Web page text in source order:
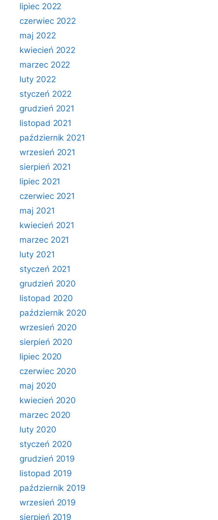
lipiec 2022
czerwiec 2022
maj 2022
kwiecień 2022
marzec 2022
luty 2022
styczeń 2022
grudzień 2021
listopad 2021
październik 2021
wrzesień 2021
sierpień 2021
lipiec 2021
czerwiec 2021
maj 2021
kwiecień 2021
marzec 2021
luty 2021
styczeń 2021
grudzień 2020
listopad 2020
październik 2020
wrzesień 2020
sierpień 2020
lipiec 2020
czerwiec 2020
maj 2020
kwiecień 2020
marzec 2020
luty 2020
styczeń 2020
grudzień 2019
listopad 2019
październik 2019
wrzesień 2019
sierpień 2019